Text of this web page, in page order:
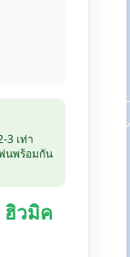
3 เท่า
นพร้อมกัน
ฮิวมิค